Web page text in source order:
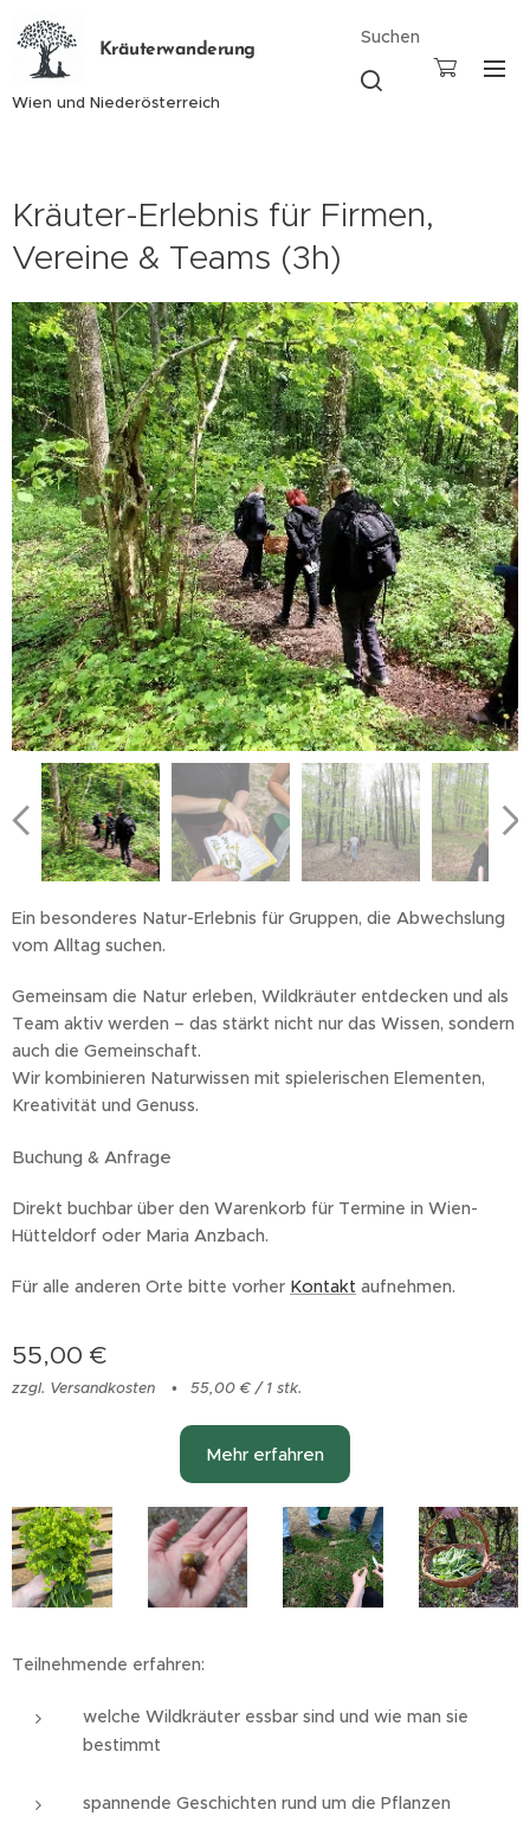
Kräuterwanderung
Wien und Niederösterreich
Suchen
Kräuter-Erlebnis für Firmen,
Vereine & Teams (3h)
Ein besonderes Natur-Erlebnis für Gruppen, die Abwechslung
vom Alltag suchen.
Gemeinsam die Natur erleben, Wildkräuter entdecken und als
Team aktiv werden – das stärkt nicht nur das Wissen, sondern
auch die Gemeinschaft.
Wir kombinieren Naturwissen mit spielerischen Elementen,
Kreativität und Genuss.
Buchung & Anfrage
Direkt buchbar über den Warenkorb für Termine in Wien-
Hütteldorf oder Maria Anzbach.
Für alle anderen Orte bitte vorher Kontakt aufnehmen.
55,00 €
zzgl. Versandkosten 55,00 € / 1 stk.
Mehr erfahren
Teilnehmende erfahren:
welche Wildkräuter essbar sind und wie man sie
bestimmt
spannende Geschichten rund um die Pflanzen